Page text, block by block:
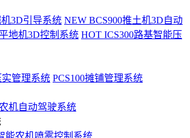
机3D引导系统 NEW BCS900推土机3D自动
地机3D控制系统 HOT ICS300路基智能压
实管理系统 PCS100摊铺管理系统
机自动驾驶系统
能农机喷雾控制系统